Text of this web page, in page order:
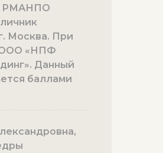
РМАНПО
Москва. При
ООО «НПФ
Данный
баллами